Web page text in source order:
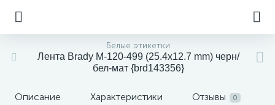
Белые этикетки
Лента Brady M-120-499 (25.4x12.7 mm) черн/
бел-мат {brd143356}
Описание Характеристики Отзывы 0